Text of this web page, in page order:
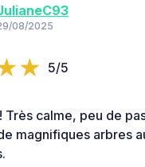
08/2025
5/5
Très calme, peu de
magnifiques arbres